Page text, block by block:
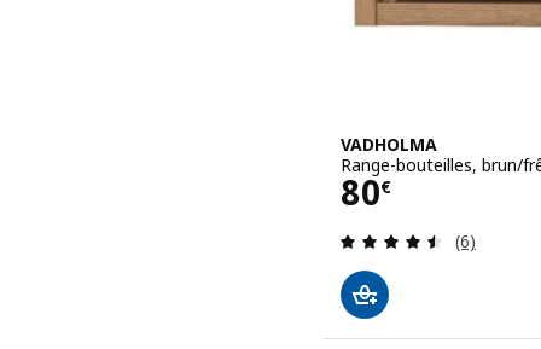
VADHOLMA
Range-bouteilles, brun/
80€
Prix 80€
(6)